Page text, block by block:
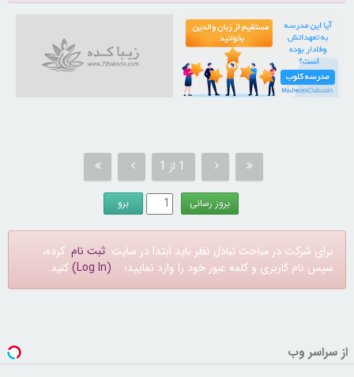
21730888
1 از 1
برای شرکت در مباحث تبادل نظر باید ابتدا در سایت ثبت نام کرده،
سپس نام کاربری و کلمه عبور خود را وارد نمایید؛ (Log In) کنید.
از سراسر وب